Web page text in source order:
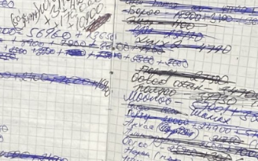
хөнгөлөлт хэрхэн авах вэ?
хүрч, 6.8 хувиар өсжээ
автобензин авах захиалга хийсэн